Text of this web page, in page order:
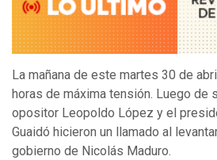
La mañana de este martes 30 de
horas de máxima tensión. Luego de
opositor Leopoldo López y el
Guaidó hicieron un llamado al
gobierno de Nicolás Maduro.